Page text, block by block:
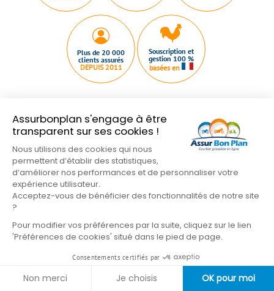
Assurbonplan s'engage à être
transparent sur ses cookies !
Nous utilisons des cookies qui nous
permettent d’établir des statistiques,
d’améliorer nos performances et de personnaliser votre
expérience utilisateur.
Acceptez-vous de bénéficier des fonctionnalités de notre site
?
Pour modifier vos préférences par la suite, cliquez sur le lien
'Préférences de cookies' situé dans le pied de page.
Consentements certifiés par
Non merci Je choisis OK pour moi
Plus de 20 000
clients assurés
DEPUIS 2011
Souscription et
gestion 100 %
basées en
Qui sommes nous ? Plan du site
Nous contacter
Mentions légales
Conditions Générales
Nos partenaires
Gestion des cookies
Formulaire de résiliation